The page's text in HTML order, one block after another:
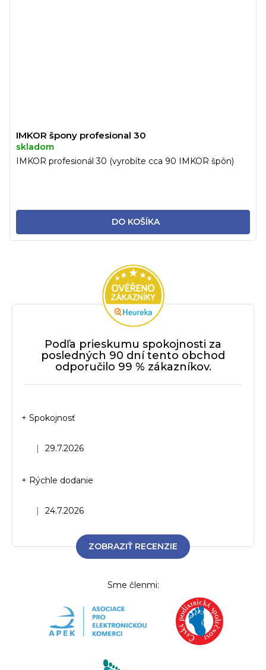
IMKOR špony profesional 30
skladom
DO KOŠÍKA
IMKOR profesionál 30 (vyrobíte cca 90 IMKOR špôn)
Podľa prieskumu spokojnosti za
posledných 90 dní tento obchod
odporučilo 99 % zákazníkov.
Hodnotenie obchodu je 5 z 5 hviezdičiek.
| 29.7.2026
+ Spokojnosť
Hodnotenie obchodu je 5 z 5 hviezdičiek.
| 24.7.2026
+ Rýchle dodanie
ZOBRAZIŤ RECENZIE
Sme členmi: